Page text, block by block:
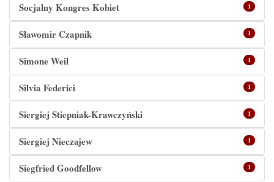
Socjalny Kongres Kobiet 1
Sławomir Czapnik 1
Simone Weil 1
Silvia Federici 1
Siergiej Stiepniak-Krawczyński 1
Siergiej Nieczajew 1
Siegfried Goodfellow 1